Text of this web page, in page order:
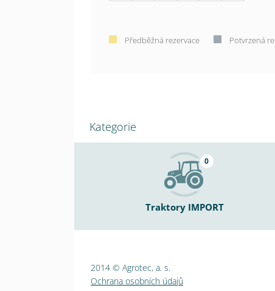
Předběžná rezervace Potvrzená
Kategorie
Traktory IMPORT
0
2014 © Agrotec, a. s.
Ochrana osobních údajů